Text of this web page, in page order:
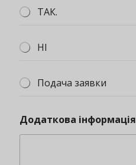
ТАК.
НІ
Подача заявки
Додаткова інформація